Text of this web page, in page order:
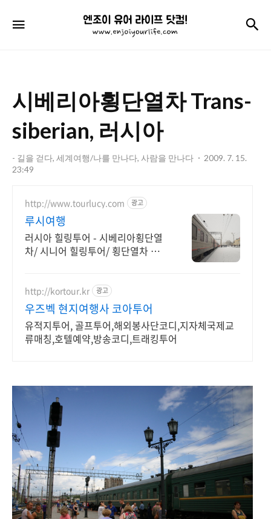
엔
조
어
라
이
프
컴!
시베리아횡단열차 Trans-
siberian, 러시아
- 길을 걷다, 세계여행/나를 만나다, 사람을 만나다
2009. 7. 15.
23:49
http://www.tourlucy.com 광고
루시여행
러시아 힐링투어 - 시베리아횡단열
차/ 시니어 힐링투어/ 횡단열차 가
http://kortour.kr 광고
우즈벡 현지여행사 코아투어
유적지투어, 골프투어,해외봉사단코디,지자체국제교
류매칭,호텔예약,방송코디,트래킹투어